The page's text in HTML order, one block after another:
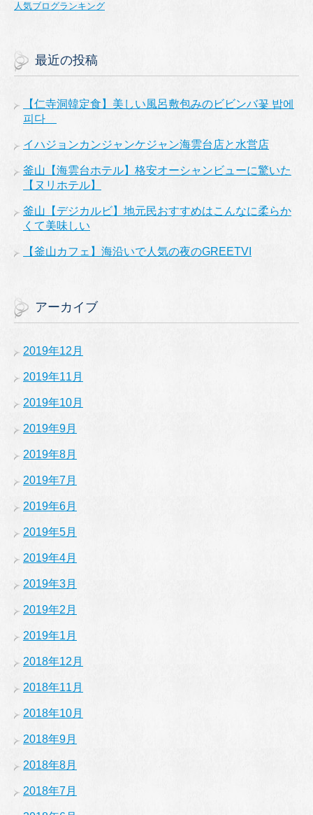
人気ブログランキング
最近の投稿
【仁寺洞韓定食】美しい風呂敷包みのビビンバ꽃 밥에
피다
イハジョンカンジャンケジャン海雲台店と水営店
釜山【海雲台ホテル】格安オーシャンビューに驚いた
【ヌリホテル】
釜山【デジカルビ】地元民おすすめはこんなに柔らか
くて美味しい
【釜山カフェ】海沿いで人気の夜のGREETVI
アーカイブ
2019年12月
2019年11月
2019年10月
2019年9月
2019年8月
2019年7月
2019年6月
2019年5月
2019年4月
2019年3月
2019年2月
2019年1月
2018年12月
2018年11月
2018年10月
2018年9月
2018年8月
2018年7月